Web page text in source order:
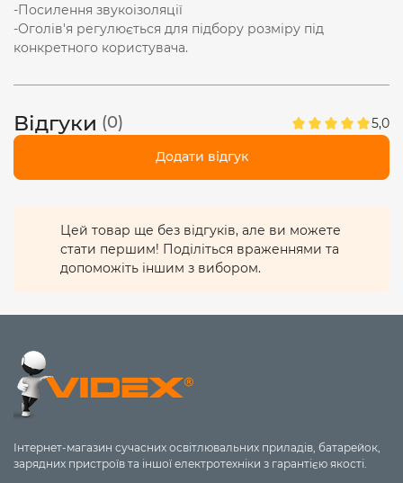
-Посилення звукоізоляції
-Оголів'я регулюється для підбору розміру під
конкретного користувача.
Відгуки (0) 5,0
Додати відгук
Цей товар ще без відгуків, але ви можете
стати першим! Поділіться враженнями та
допоможіть іншим з вибором.
Інтернет-магазин сучасних освітлювальних приладів, батарейок,
зарядних пристроїв та іншої електротехніки з гарантією якості.